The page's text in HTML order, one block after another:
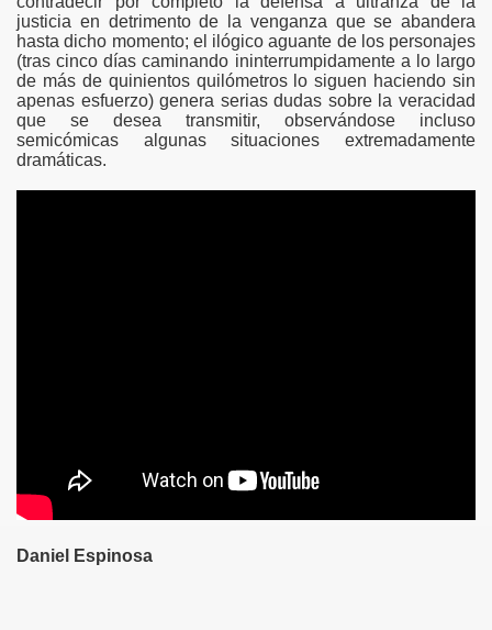
justicia en detrimento de la venganza que se abandera
hasta dicho momento; el ilógico aguante de los personajes
(tras cinco días caminando ininterrumpidamente a lo largo
de más de quinientos quilómetros lo siguen haciendo sin
apenas esfuerzo) genera serias dudas sobre la veracidad
que se desea transmitir, observándose incluso
semicómicas algunas situaciones extremadamente
dramáticas.
Daniel Espinosa